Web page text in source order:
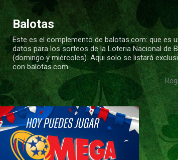
Balotas
Este es el complemento de balotas.com: que es
datos para los sorteos de la Loteria Nacional de
(domingo y miércoles). Aqui solo se listará
con balotas.com